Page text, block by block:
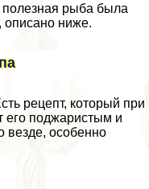
полезная рыба была
описано ниже.
рецепт, который при
его поджаристым и
особенно